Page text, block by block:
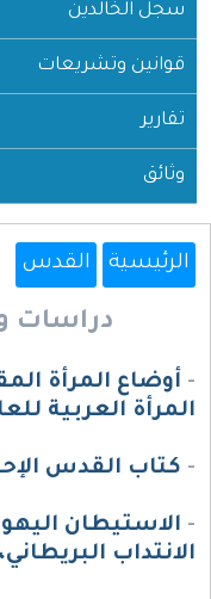
سجل الخالدين
قوانين وتشريعات
تقارير
وثائق
الرئيسية القدس
دراسات
- أوضاع المرأة
المرأة العربية للعام
- كتاب القدس
- الاستيطان
الانتداب